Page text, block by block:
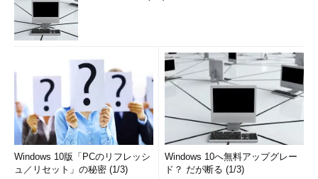
Windows 10版「PCのリフレッシ
ュ／リセット」の秘密 (1/3)
Windows 10へ無料アップグレー
ド？ だが断る (1/3)